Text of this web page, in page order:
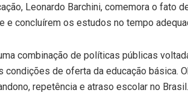
Leonardo Barchini, comemora o fato
e concluírem os estudos no tempo
combinação de políticas públicas
condições de oferta da educação básica.
repetência e atraso escolar no